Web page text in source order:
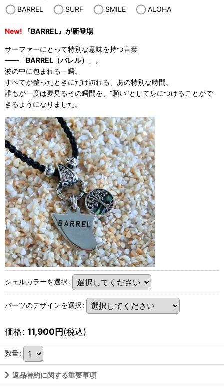
BARREL
SURF SMILE ALOHA
New! 『BARREL』が新登場
サーファーにとって特別な意味を持つ言葉
——「BARREL（バレル）
」。
波の中に包まれる一瞬。
すべてが整ったときにだけ訪れる、あの特別な時間。
誰もが一度は夢見るその瞬間を、“願い”として身につけることがで
きるようになりました。
シェルカラーを選択:
パーツのデザインを選択:
価格: 11,900円(税込)
数量:
返品特約に関する重要事項